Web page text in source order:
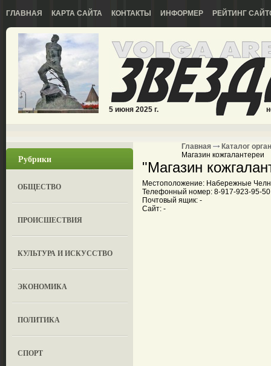
ГЛАВНАЯ КАРТА САЙТА КОНТАКТЫ ИНФОРМЕР РЕЙТИНГ
5 июня 2025 г.
Рубрики
ОБЩЕСТВО
ПРОИСШЕСТВИЯ
КУЛЬТУРА И ИСКУССТВО
ЭКОНОМИКА
ПОЛИТИКА
СПОРТ
Главная
Каталог
Магазин кожгалантереи
"Магазин
Местоположение: Набережные
Телефонный номер: 8-917-923-95-50
Почтовый ящик: -
Сайт: -